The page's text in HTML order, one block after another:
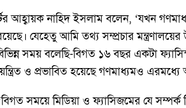
আহ্বায়ক নাহিদ ইসলাম বলেন, ‘যখন
যেহেতু আমি তথ্য সম্প্রচার
সময় বলেছি-বিগত ১৬ বছর একটা
ও প্রভাবিত হয়েছে গণমাধ্যমও এরমধ্যে
সময়ে মিডিয়া ও ফ্যাসিজমের যে